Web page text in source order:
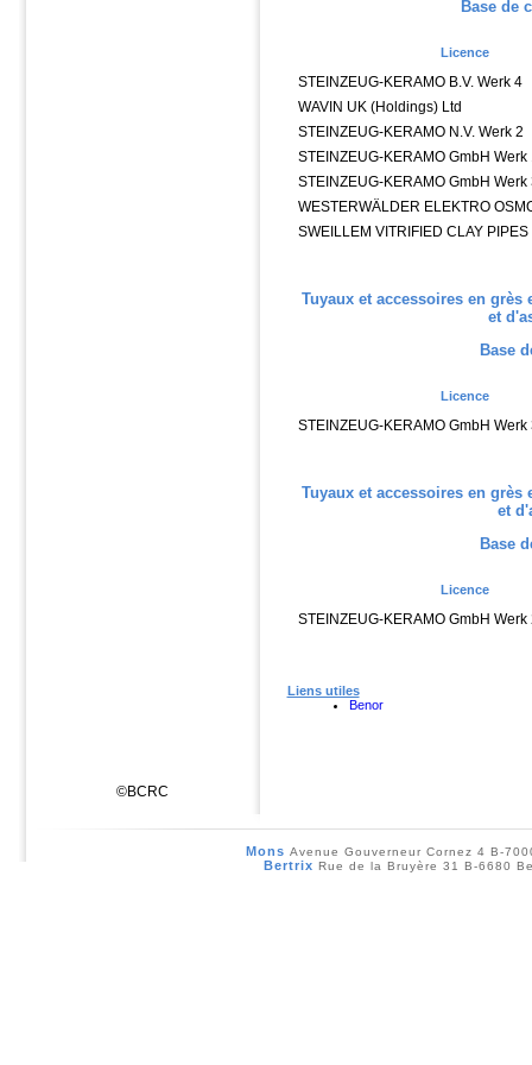
©BCRC
Base de
Licence
STEINZEUG-KERAMO B.V. Werk 4
WAVIN UK (Holdings) Ltd
STEINZEUG-KERAMO N.V. Werk 2
STEINZEUG-KERAMO GmbH Werk
STEINZEUG-KERAMO GmbH Werk
WESTERWÄLDER ELEKTRO
SWEILLEM VITRIFIED CLAY PIPES
Tuyaux et accessoires en grès
et
Base
Licence
STEINZEUG-KERAMO GmbH Werk
Tuyaux et accessoires en grès
et
Base
Licence
STEINZEUG-KERAMO GmbH Werk
Liens utiles
Benor
Mons Avenue Gouverneur Cornez 4 B-
Bertrix Rue de la Bruyère 31 B-6680